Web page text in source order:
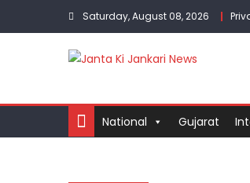
Saturday, August 08, 2026
National Gujarat